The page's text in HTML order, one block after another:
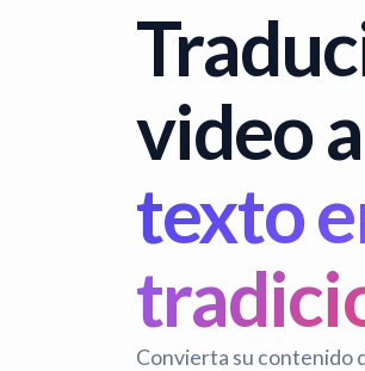
video a
texto
Convierta su contenido